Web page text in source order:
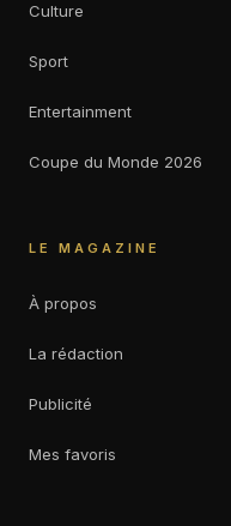
Culture
Sport
Entertainment
Coupe du Monde 2026
LE MAGAZINE
À propos
La rédaction
Publicité
Mes favoris